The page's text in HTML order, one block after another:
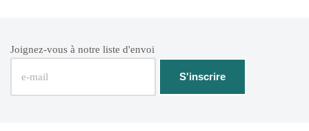
Joignez-vous à notre liste d'envoi